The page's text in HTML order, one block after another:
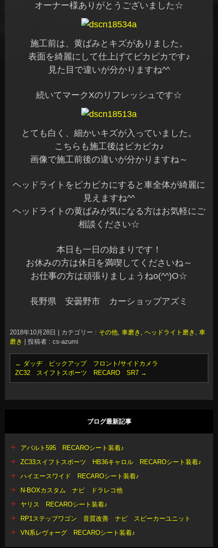
オーナー様ありがとうございました☆
施工前は、黄ばみとキズがありました。
表面を綺麗にして仕上げてピカピカです♪
見た目で違いが分かりますね^^
続いてマークXのリフレッシュです☆
とても白く、細かいキズが入っていました。
こちらも施工後はピカピカ♪
画像で施工前後の違いが分かりますね～
ヘッドライトをピカピカにすると車全体が綺麗に
見えますね^^
ヘッドライトの黄ばみが気になる方はお気軽にご
相談ください☆
本日も一日の始まりです！
お休みの方は休日を満喫してくださいね～
お仕事の方は頑張りましょうねo(^^)O☆
長野県 安曇野市 カーショップアズミ
2018年10月28日 カテゴリー : その他, 車磨き, ヘッドライト磨き , 車
磨き
投稿者 : cs-azumi
← ダッヂ ピックアップ フロント/サイドカメラ
ZC32 スイフトスポーツ RECARO SR7 →
ブログ最新記事
アバルト595 RECAROシート装着♪
ZC33スイフトスポーツ HB36キャロル RECAROシート装着♪
ハイエースワイド RECAROシート装着♪
N-BOXカスタム ナビ ドラレコ他
ヤリス RECAROシート装着♪
RP1ステップワゴン 音質改善 ナビ スピーカーユニット
VN系レヴォーグ RECAROシート装着♪